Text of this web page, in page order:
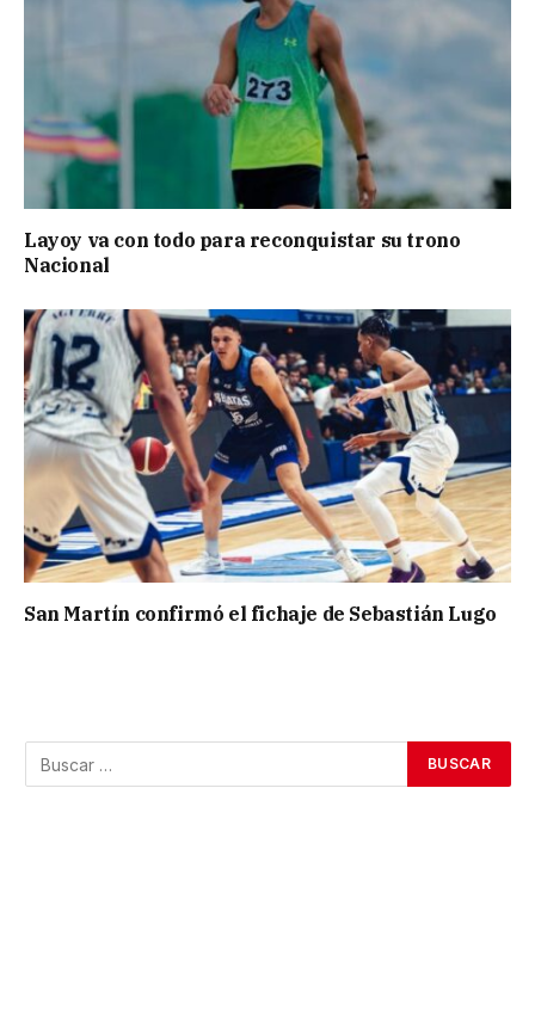
Layoy va con todo para reconquistar su trono
Nacional
San Martín confirmó el fichaje de Sebastián Lugo